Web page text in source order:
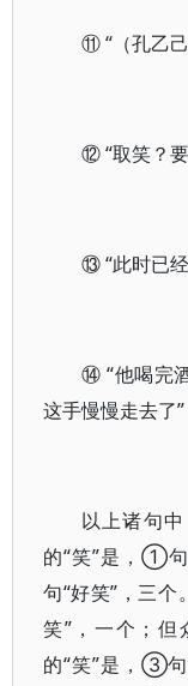
⑪ “（孔乙己
⑫ “取笑？
⑬ “此时已
⑭ “他喝完
这手慢慢走去了”
以上诸句
的“笑”是，①
句“好笑”，三
笑”，一个；但
的“笑”是，③